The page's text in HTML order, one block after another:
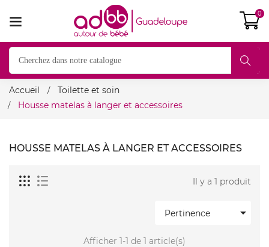
0
Accueil
Toilette et soin
Housse matelas à langer et accessoires
HOUSSE MATELAS À LANGER ET ACCESSOIRES
Il y a 1 produit
Pertinence 
Afficher 1-1 de 1 article(s)